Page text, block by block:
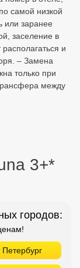
самой низкой
или заранее
заселение в
и
– Замена
только при
между
3+*
городов:
Петербург